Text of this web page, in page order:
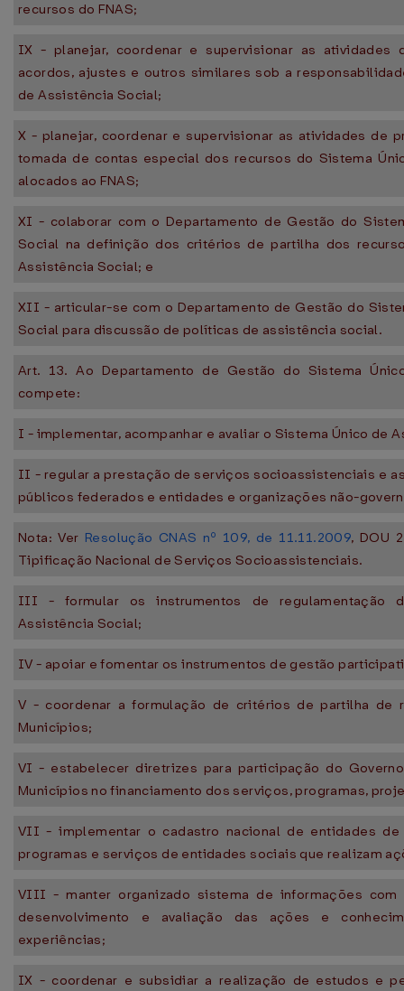
recursos do FNAS;
IX - planejar, coordenar e supervisionar as atividades
acordos, ajustes e outros similares sob a
de Assistência Social;
X - planejar, coordenar e supervisionar as atividades de
tomada de contas especial dos recursos do Sistema
alocados ao FNAS;
XI - colaborar com o Departamento de Gestão do
Social na definição dos critérios de partilha dos
Assistência Social; e
XII - articular-se com o Departamento de Gestão do
Social para discussão de políticas de assistência social.
Art. 13. Ao Departamento de Gestão do Sistema
compete:
I - implementar, acompanhar e avaliar o Sistema Único de
II - regular a prestação de serviços socioassistenciais e
públicos federados e entidades e organizações não-
Nota: Ver Resolução CNAS nº 109, de 11.11.2009, DOU
Tipificação Nacional de Serviços Socioassistenciais.
III - formular os instrumentos de regulamentação
Assistência Social;
IV - apoiar e fomentar os instrumentos de gestão
V - coordenar a formulação de critérios de partilha de
Municípios;
VI - estabelecer diretrizes para participação do
Municípios no financiamento dos serviços, programas,
VII - implementar o cadastro nacional de entidades
programas e serviços de entidades sociais que realizam
VIII - manter organizado sistema de informações com
desenvolvimento e avaliação das ações e
experiências;
IX - coordenar e subsidiar a realização de estudos e